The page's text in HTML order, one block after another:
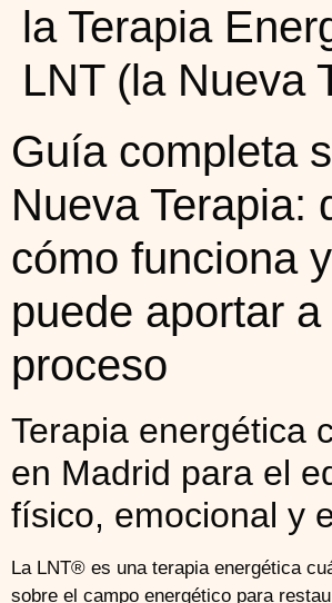
la Terapia
LNT (la Nueva
Guía completa
Nueva Terapia:
cómo funciona
puede aportar a
proceso
Terapia energética
en Madrid para el
físico, emocional y
La LNT® es una terapia energética
sobre el campo energético para